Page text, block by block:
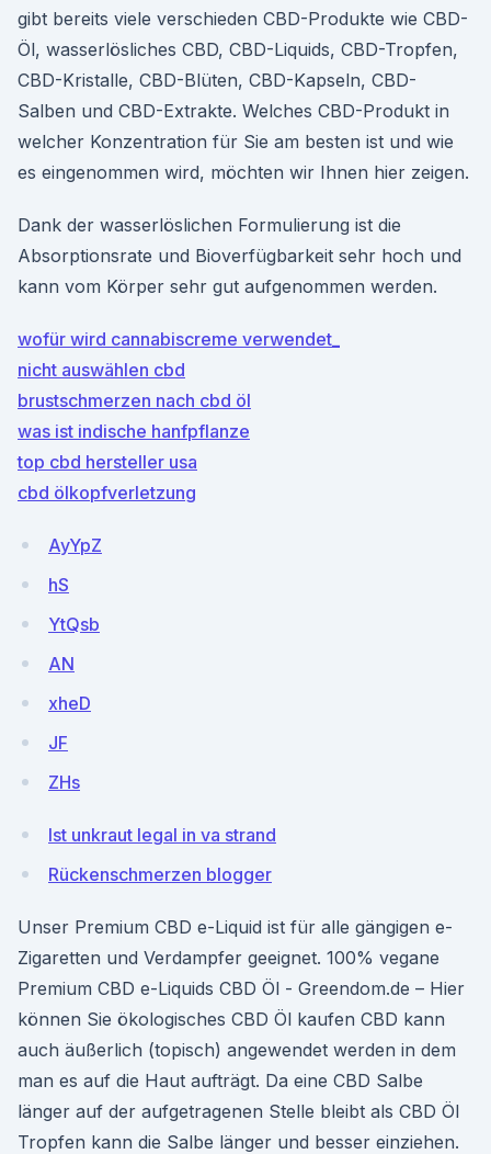
gibt bereits viele verschieden CBD-Produkte wie CBD-
Öl, wasserlösliches CBD, CBD-Liquids, CBD-Tropfen,
CBD-Kristalle, CBD-Blüten, CBD-Kapseln, CBD-
Salben und CBD-Extrakte. Welches CBD-Produkt in
welcher Konzentration für Sie am besten ist und wie
es eingenommen wird, möchten wir Ihnen hier zeigen.
Dank der wasserlöslichen Formulierung ist die
Absorptionsrate und Bioverfügbarkeit sehr hoch und
kann vom Körper sehr gut aufgenommen werden.
wofür wird cannabiscreme verwendet_
nicht auswählen cbd
brustschmerzen nach cbd öl
was ist indische hanfpflanze
top cbd hersteller usa
cbd ölkopfverletzung
AyYpZ
hS
YtQsb
AN
xheD
JF
ZHs
Ist unkraut legal in va strand
Rückenschmerzen blogger
Unser Premium CBD e-Liquid ist für alle gängigen e-
Zigaretten und Verdampfer geeignet. 100% vegane
Premium CBD e-Liquids CBD Öl - Greendom.de – Hier
können Sie ökologisches CBD Öl kaufen CBD kann
auch äußerlich (topisch) angewendet werden in dem
man es auf die Haut aufträgt. Da eine CBD Salbe
länger auf der aufgetragenen Stelle bleibt als CBD Öl
Tropfen kann die Salbe länger und besser einziehen.